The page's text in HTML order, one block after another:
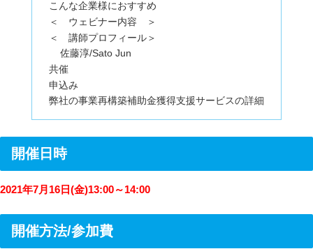
こんな企業様におすすめ
＜ ウェビナー内容 ＞
＜ 講師プロフィール＞
佐藤淳/Sato Jun
共催
申込み
弊社の事業再構築補助金獲得支援サービスの詳細
開催日時
2021年7月16日(金)13:00～14:00
開催方法/参加費